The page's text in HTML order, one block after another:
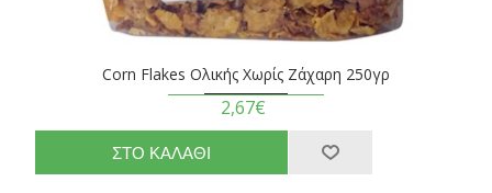
Corn Flakes Ολικής Χωρίς Ζάχαρη 250γρ
2,67€